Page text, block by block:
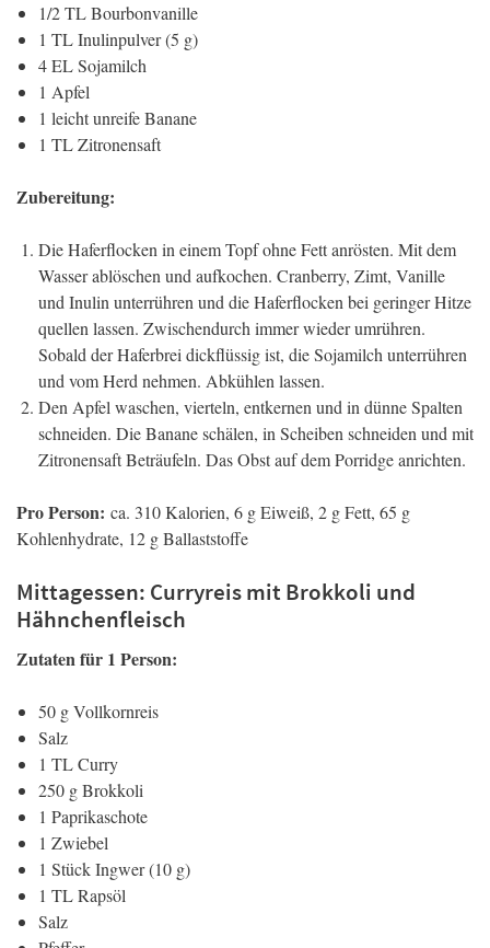
1/2 TL Bourbonvanille
1 TL Inulinpulver (5 g)
4 EL Sojamilch
1 Apfel
1 leicht unreife Banane
1 TL Zitronensaft
Zubereitung:
Die Haferflocken in einem Topf ohne Fett anrösten. Mit dem
Wasser ablöschen und aufkochen. Cranberry, Zimt, Vanille
und Inulin unterrühren und die Haferflocken bei geringer Hitze
quellen lassen. Zwischendurch immer wieder umrühren.
Sobald der Haferbrei dickflüssig ist, die Sojamilch unterrühren
und vom Herd nehmen. Abkühlen lassen.
Den Apfel waschen, vierteln, entkernen und in dünne Spalten
schneiden. Die Banane schälen, in Scheiben schneiden und mit
Zitronensaft Beträufeln. Das Obst auf dem Porridge anrichten.
Pro Person: ca. 310 Kalorien, 6 g Eiweiß, 2 g Fett, 65 g
Kohlenhydrate, 12 g Ballaststoffe
Mittagessen: Curryreis mit Brokkoli und
Hähnchenfleisch
Zutaten für 1 Person:
50 g Vollkornreis
Salz
1 TL Curry
250 g Brokkoli
1 Paprikaschote
1 Zwiebel
1 Stück Ingwer (10 g)
1 TL Rapsöl
Salz